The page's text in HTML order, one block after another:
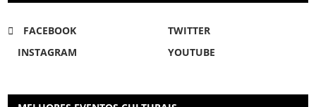
FACEBOOK
TWITTER
INSTAGRAM
YOUTUBE